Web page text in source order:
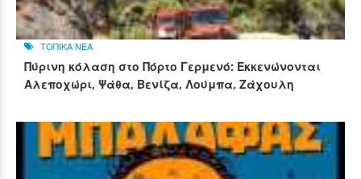
ΤΟΠΙΚΑ ΝΕΑ
Πύρινη κόλαση στο Πόρτο Γερμενό: Εκκενώνονται
Αλεποχώρι, Ψάθα, Βενίζα, Λούμπα, Ζάχουλη